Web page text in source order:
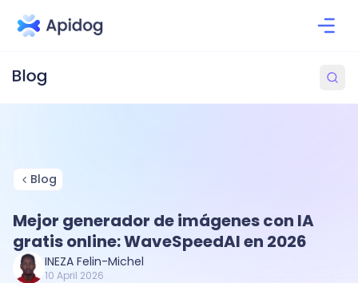
Blog
Mejor generador de imágenes con IA
gratis online: WaveSpeedAI en 2026
INEZA Felin-Michel
10 April 2026